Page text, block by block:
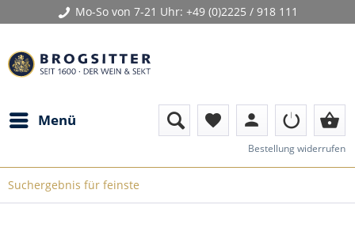
Mo-So von 7-21 Uhr: +49 (0)2225 / 918 111
Menü favorite person shopping_basket
Bestellung widerrufen
Suchergebnis für feinste